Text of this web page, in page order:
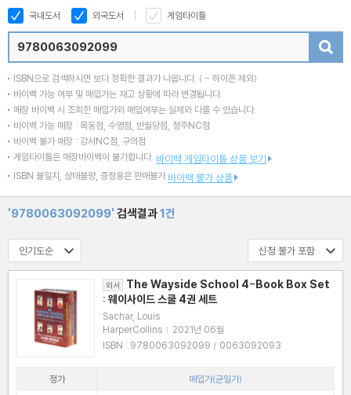
국내도서 외국도서 게임타이틀
ISBN으로 검색하시면 보다 정확한 결과가 나옵니다. ( - 하이픈 제외)
바이백 가능 여부 및 매입가는 재고 상황에 따라 변경됩니다.
매장 바이백 시 조회한 매입가와 매입여부는 실제와 다를 수 있습니다.
바이백 가능 매장 : 목동점, 수영점, 반월당점, 청주NC점
바이백 불가 매장 : 강서NC점, 구의점
게임타이틀은 매장바이백이 불가합니다. 바이백 게임타이틀 상품 보기
ISBN 불일치, 상태불량, 증정용은 판매불가 바이백 불가 상품
'9780063092099' 검색결과1건
외서
The Wayside School 4-Book Box Set
: 웨이사이드 스쿨 4권 세트
Sachar, Louis
HarperCollins | 2021년 06월
ISBN : 9780063092099 / 0063092093
정가
매입가(균일가)